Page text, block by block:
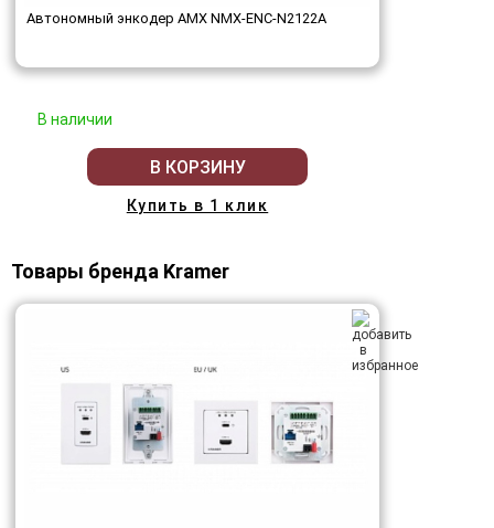
Автономный энкодер AMX NMX-ENC-N2122A
В наличии
В КОРЗИНУ
Купить в 1 клик
Товары бренда Kramer